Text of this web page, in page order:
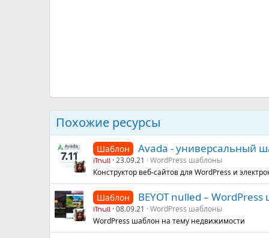
Похожие ресурсы
Шаблон Avada - универсальный
iTnull 23.09.21
WordPress шаблоны
Конструктор веб-сайтов для WordPress и
Шаблон BEYOT nulled –
iTnull 08.09.21
WordPress шаблоны
WordPress шаблон на тему недвижимости